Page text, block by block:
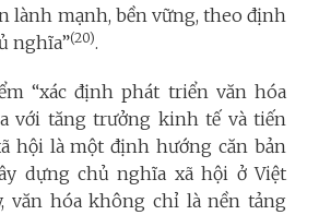
lành mạnh, bền vững, theo định
nghĩa”(20).
“xác định phát triển văn hóa
với tăng trưởng kinh tế và tiến
hội là một định hướng căn bản
dựng chủ nghĩa xã hội ở Việt
văn hóa không chỉ là nền tảng